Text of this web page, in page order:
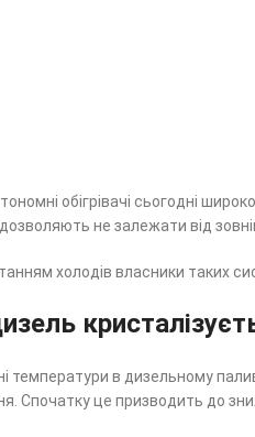
обігрівачі сьогодні
дозволяють не залежати від
холодів власники таких
температури в дизельному
Спочатку це призводить до